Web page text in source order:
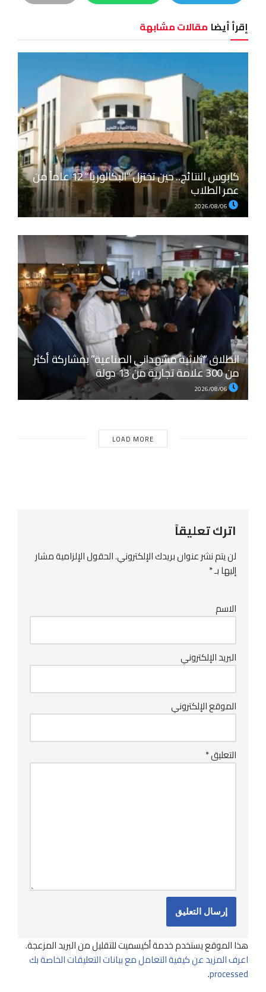
إقرأ أيضا مقالات مشابهة
كابوس النتائج.. حين تختزل “البكالوريا” 12 عاماً من
عمر الطلاب
انطلاق “ثلاثية مشهداني الصناعية” بمشاركة أكثر
من 300 علامة تجارية من 13 دولة
2026/08/06
LOAD MORE
اترك تعليقاً
لن يتم نشر عنوان بريدك الإلكتروني.الحقول الإلزامية مشار
إليها بـ*
الاسم
البريد الإلكتروني
الموقع الإلكتروني
التعليق*
هذا الموقع يستخدم خدمة أكيسميت للتقليل من البريد المزعجة.
اعرف المزيد عن كيفية التعامل مع بيانات التعليقات الخاصة بك
processed
.